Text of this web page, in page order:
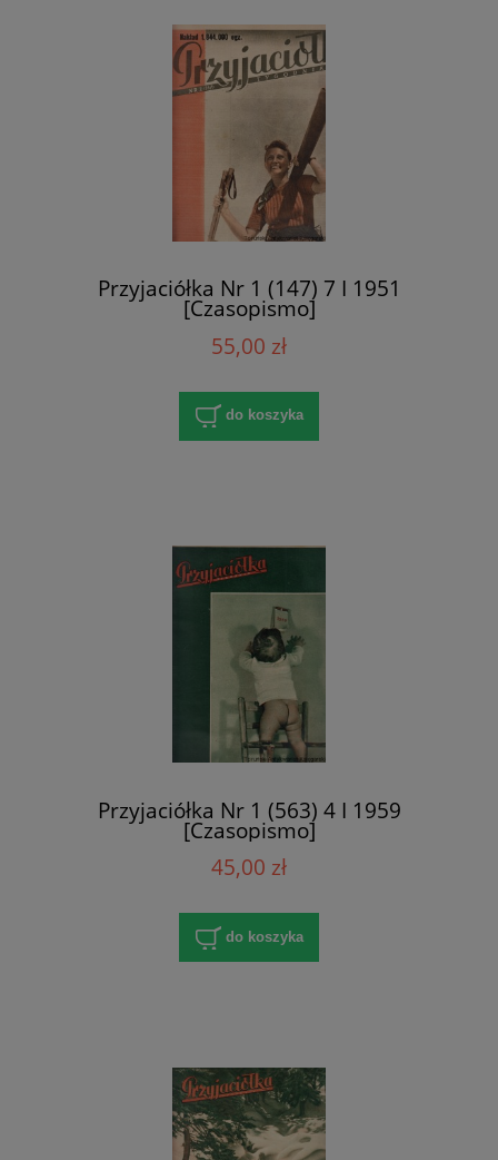
Przyjaciółka Nr 1 (147) 7 I 1951
[Czasopismo]
55,00 zł
do koszyka
Przyjaciółka Nr 1 (563) 4 I 1959
[Czasopismo]
45,00 zł
do koszyka